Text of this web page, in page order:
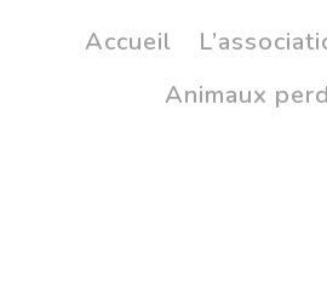
Accueil
Animaux